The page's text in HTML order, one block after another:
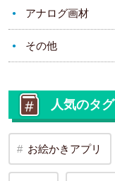
アナログ画材
その他
人気のタグ
お絵かきアプリ